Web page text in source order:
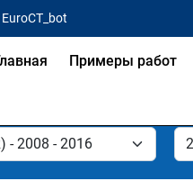
Примеры работ